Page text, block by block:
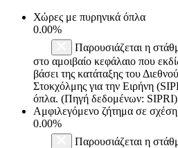
Χώρες με πυρηνικά όπλα
0.00%
Παρουσιάζεται η
στο αμοιβαίο κεφάλαιο που
βάσει της κατάταξης του
Στοκχόλμης για την Ειρήνη
όπλα. (Πηγή δεδομένων: SIPRI)
Αμφιλεγόμενο ζήτημα σε
0.00%
Παρουσιάζεται η